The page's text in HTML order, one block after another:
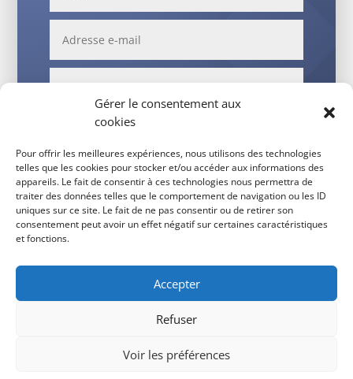
Gérer le consentement aux
cookies
Pour offrir les meilleures expériences, nous utilisons des technologies
telles que les cookies pour stocker et/ou accéder aux informations des
appareils. Le fait de consentir à ces technologies nous permettra de
traiter des données telles que le comportement de navigation ou les ID
uniques sur ce site. Le fait de ne pas consentir ou de retirer son
consentement peut avoir un effet négatif sur certaines caractéristiques
et fonctions.
Accepter
Refuser
Voir les préférences
Envoi
© Conception site internet – grafitek.fr